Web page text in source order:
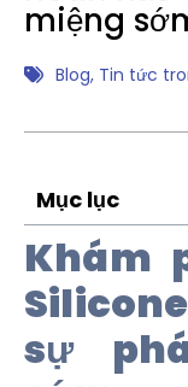
miệng
Blog, Tin tức
Mục lục
Khám
sự